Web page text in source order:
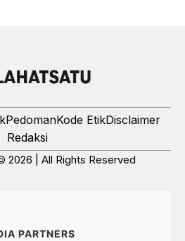
PedomanKode EtikDisclaimer
Redaksi
2026 | All Rights Reserved
PARTNERS